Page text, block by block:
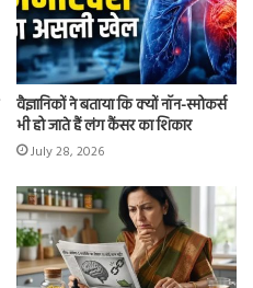
वैज्ञानिकों ने बताया कि क्यों नॉन-स्मोकर्स
भी हो जाते हैं लंग कैंसर का शिकार
July 28, 2026